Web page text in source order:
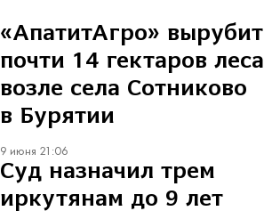
«АпатитАгро» вырубит
почти 14 гектаров леса
возле села Сотниково
в Бурятии
9 июня 21:06
Суд назначил трем
иркутянам до 9 лет